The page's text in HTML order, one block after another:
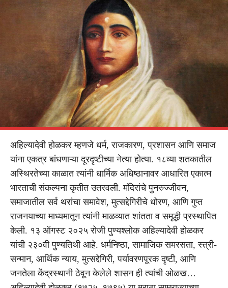
अहिल्यादेवी होळकर म्हणजे धर्म, राजकारण, प्रशासन आणि समाज
यांना एकत्र बांधणाऱ्या दूरदृष्टीच्या नेत्या होत्या. १८व्या शतकातील
अस्थिरतेच्या काळात त्यांनी धार्मिक अधिष्ठानावर आधारित एकात्म
भारताची संकल्पना कृतीत उतरवली. मंदिरांचे पुनरुज्जीवन,
समाजातील सर्व थरांचा समावेश, मुत्सद्देगिरीचे धोरण, आणि गुप्त
राजनयाच्या माध्यमातून त्यांनी माळव्यात शांतता व समृद्धी प्रस्थापित
केली. १३ ऑगस्ट २०२५ रोजी पुण्यश्लोक अहिल्यादेवी होळकर
यांची २३०वी पुण्यतिथी आहे. धर्मनिष्ठा, सामाजिक समरसता, स्त्री-
सन्मान, आर्थिक न्याय, मुत्सद्देगिरी, पर्यावरणपूरक दृष्टी, आणि
जनतेला केंद्रस्थानी ठेवून केलेले शासन ही त्यांची ओळख…